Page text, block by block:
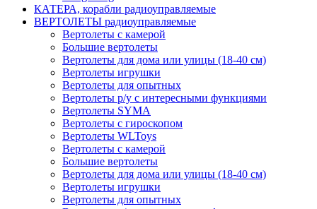
КАТЕРА, корабли радиоуправляемые
ВЕРТОЛЕТЫ радиоуправляемые
Вертолеты с камерой
Большие вертолеты
Вертолеты для дома или улицы (18-40 см)
Вертолеты игрушки
Вертолеты для опытных
Вертолеты р/у с интересными функциями
Вертолеты SYMA
Вертолеты с гироскопом
Вертолеты WLToys
Вертолеты с камерой
Большие вертолеты
Вертолеты для дома или улицы (18-40 см)
Вертолеты игрушки
Вертолеты для опытных